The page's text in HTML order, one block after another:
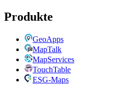
Produkte
GeoApps
MapTalk
MapServices
TouchTable
ESG-Maps